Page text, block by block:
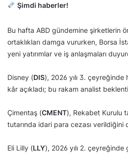
Şimdi haberler!
Bu hafta ABD gündemine şirketlerin
ortaklıkları damga vururken, Borsa
yeni yatırımlar ve iş anlaşmaları
Disney (DIS), 2026 yılı 3. çeyreğinde
kâr açıkladı; bu rakam analist
Çimentaş (CMENT), Rekabet Kurulu
tutarında idari para cezası verildiğini
Eli Lilly (LLY), 2026 yılı 2. çeyreğinde